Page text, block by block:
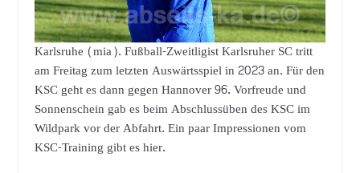
Karlsruhe (mia). Fußball-Zweitligist Karlsruher SC tritt
am Freitag zum letzten Auswärtsspiel in 2023 an. Für den
KSC geht es dann gegen Hannover 96. Vorfreude und
Sonnenschein gab es beim Abschlussüben des KSC im
Wildpark vor der Abfahrt. Ein paar Impressionen vom
KSC-Training gibt es hier.